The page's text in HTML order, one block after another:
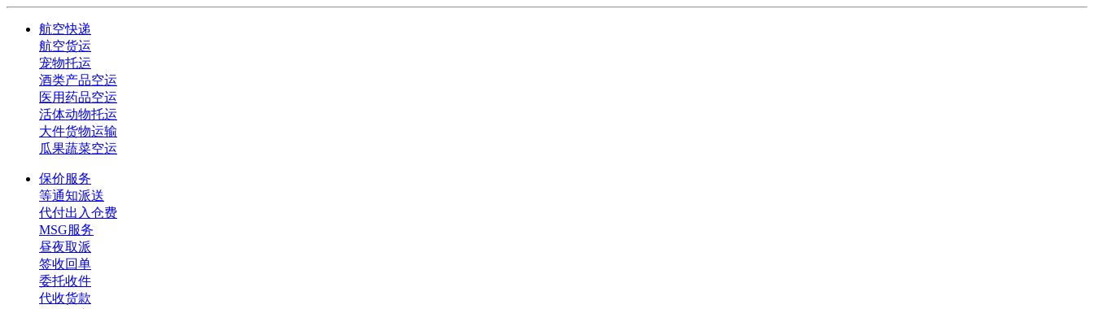
航空快递
航空货运
宠物托运
酒类产品空运
医用药品空运
活体动物托运
大件货物运输
瓜果蔬菜空运
保价服务
等通知派送
代付出入仓费
MSG服务
昼夜取派
签收回单
委托收件
代收货款